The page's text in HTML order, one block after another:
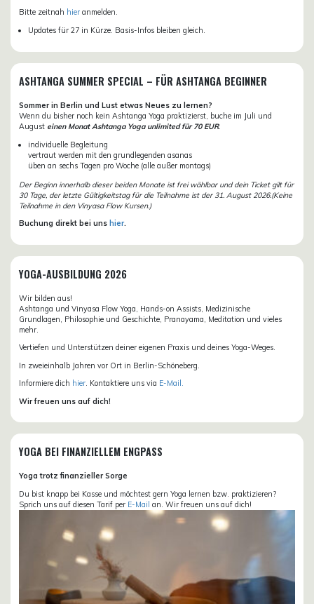
Bitte zeitnah hier anmelden.
Updates für 27 in Kürze. Basis-Infos bleiben gleich.
ASHTANGA SUMMER SPECIAL – FÜR ASHTANGA BEGINNER
Sommer in Berlin und Lust etwas Neues zu lernen?
Wenn du bisher noch kein Ashtanga Yoga praktizierst, buche im Juli und
August einen Monat Ashtanga Yoga unlimited für 70 EUR.
individuelle Begleitung
vertraut werden mit den grundlegenden asanas
üben an sechs Tagen pro Woche (alle außer montags)
Der Beginn innerhalb dieser beiden Monate ist frei wählbar und dein Ticket gilt für
30 Tage, der letzte Gültigkeitstag für die Teilnahme ist der 31. August 2026.(Keine
Teilnahme in den Vinyasa Flow Kursen.)
Buchung direkt bei uns hier.
YOGA-AUSBILDUNG 2026
Wir bilden aus!
Ashtanga und Vinyasa Flow Yoga, Hands-on Assists, Medizinische
Grundlagen, Philosophie und Geschichte, Pranayama, Meditation und vieles
mehr.
Vertiefen und Unterstützen deiner eigenen Praxis und deines Yoga-Weges.
In zweieinhalb Jahren vor Ort in Berlin-Schöneberg.
Informiere dich hier. Kontaktiere uns via E-Mail.
Wir freuen uns auf dich!
YOGA BEI FINANZIELLEM ENGPASS
Yoga trotz finanzieller Sorge
Du bist knapp bei Kasse und möchtest gern Yoga lernen bzw. praktizieren?
Sprich uns auf diesen Tarif per E-Mail an. Wir freuen uns auf dich!